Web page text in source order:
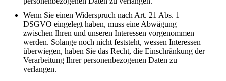
Wenn Sie einen Widerspruch nach Art. 21 Abs. 1
DSGVO eingelegt haben, muss eine Abwägung
zwischen Ihren und unseren Interessen vorgenommen
werden. Solange noch nicht feststeht, wessen Interessen
überwiegen, haben Sie das Recht, die Einschränkung der
Verarbeitung Ihrer personenbezogenen Daten zu
verlangen.